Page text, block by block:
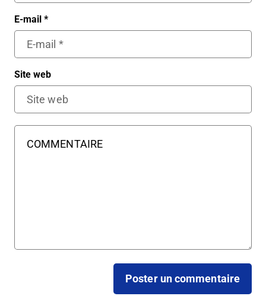
E-mail *
Site web